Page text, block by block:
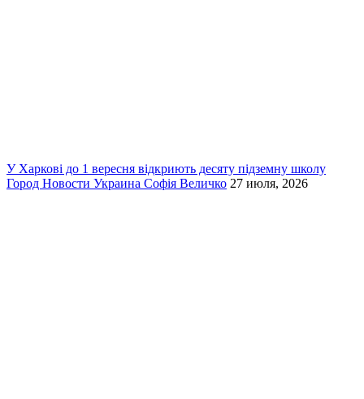
У Харкові до 1 вересня відкриють десяту підземну школу
Город Новости Украина Софія Величко 27 июля, 2026